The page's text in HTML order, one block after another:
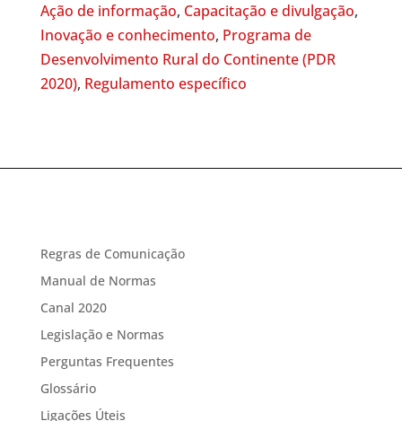
Ação de informação, Capacitação e divulgação,
Inovação e conhecimento, Programa de
Desenvolvimento Rural do Continente (PDR
2020), Regulamento específico
Regras de Comunicação
Manual de Normas
Canal 2020
Legislação e Normas
Perguntas Frequentes
Glossário
Ligações Úteis